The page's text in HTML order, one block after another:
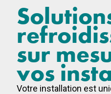
sur
vos
Votre installation est